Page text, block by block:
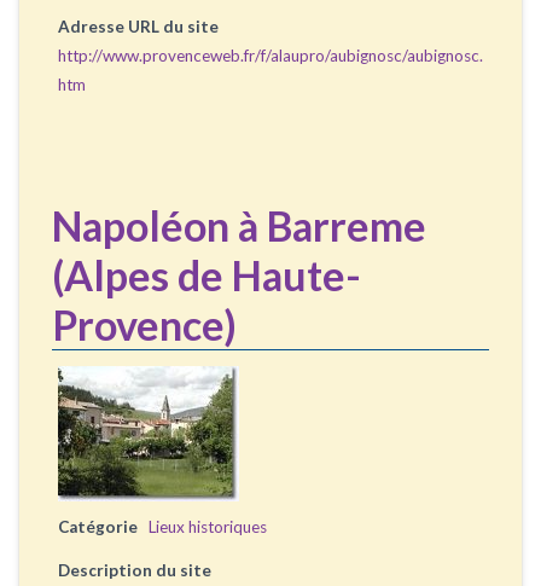
Adresse URL du site
http://www.provenceweb.fr/f/alaupro/aubignosc/aubignosc.
htm
Napoléon à Barreme
(Alpes de Haute-
Provence)
Catégorie Lieux historiques
Description du site